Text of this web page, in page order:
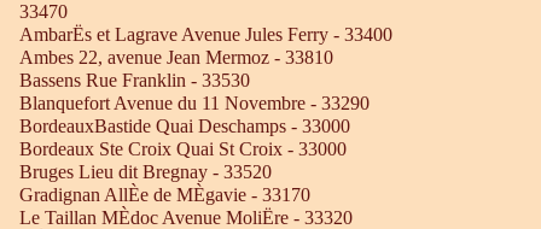
33470
AmbarËs et Lagrave Avenue Jules Ferry - 33400
Ambes 22, avenue Jean Mermoz - 33810
Bassens Rue Franklin - 33530
Blanquefort Avenue du 11 Novembre - 33290
BordeauxBastide Quai Deschamps - 33000
Bordeaux Ste Croix Quai St Croix - 33000
Bruges Lieu dit Bregnay - 33520
Gradignan AllÈe de MÈgavie - 33170
Le Taillan MÈdoc Avenue MoliËre - 33320